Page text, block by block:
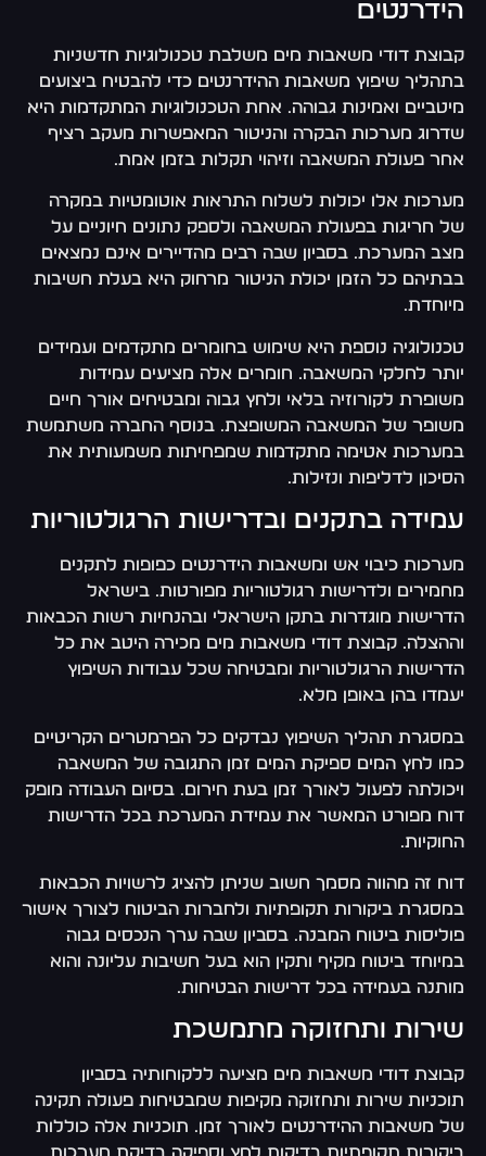
הידרנטים
קבוצת דודי משאבות מים משלבת טכנולוגיות חדשניות
בתהליך שיפוץ משאבות ההידרנטים כדי להבטיח ביצועים
מיטביים ואמינות גבוהה. אחת הטכנולוגיות המתקדמות היא
שדרוג מערכות הבקרה והניטור המאפשרות מעקב רציף
אחר פעולת המשאבה וזיהוי תקלות בזמן אמת.
מערכות אלו יכולות לשלוח התראות אוטומטיות במקרה
של חריגות בפעולת המשאבה ולספק נתונים חיוניים על
מצב המערכת. בסביון שבה רבים מהדיירים אינם נמצאים
בבתיהם כל הזמן יכולת הניטור מרחוק היא בעלת חשיבות
מיוחדת.
טכנולוגיה נוספת היא שימוש בחומרים מתקדמים ועמידים
יותר לחלקי המשאבה. חומרים אלה מציעים עמידות
משופרת לקורוזיה בלאי ולחץ גבוה ומבטיחים אורך חיים
משופר של המשאבה המשופצת. בנוסף החברה משתמשת
במערכות אטימה מתקדמות שמפחיתות משמעותית את
הסיכון לדליפות ונזילות.
עמידה בתקנים ובדרישות הרגולטוריות
מערכות כיבוי אש ומשאבות הידרנטים כפופות לתקנים
מחמירים ולדרישות רגולטוריות מפורטות. בישראל
הדרישות מוגדרות בתקן הישראלי ובהנחיות רשות הכבאות
וההצלה. קבוצת דודי משאבות מים מכירה היטב את כל
הדרישות הרגולטוריות ומבטיחה שכל עבודות השיפוץ
יעמדו בהן באופן מלא.
במסגרת תהליך השיפוץ נבדקים כל הפרמטרים הקריטיים
כמו לחץ המים ספיקת המים זמן התגובה של המשאבה
ויכולתה לפעול לאורך זמן בעת חירום. בסיום העבודה מופק
דוח מפורט המאשר את עמידת המערכת בכל הדרישות
החוקיות.
דוח זה מהווה מסמך חשוב שניתן להציג לרשויות הכבאות
במסגרת ביקורות תקופתיות ולחברות הביטוח לצורך אישור
פוליסות ביטוח המבנה. בסביון שבה ערך הנכסים גבוה
במיוחד ביטוח מקיף ותקין הוא בעל חשיבות עליונה והוא
מותנה בעמידה בכל דרישות הבטיחות.
שירות ותחזוקה מתמשכת
קבוצת דודי משאבות מים מציעה ללקוחותיה בסביון
תוכניות שירות ותחזוקה מקיפות שמבטיחות פעולה תקינה
של משאבות ההידרנטים לאורך זמן. תוכניות אלה כוללות